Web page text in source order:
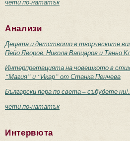
чети по-нататък
Анализи
Децата и детството в творческите
Пейо Яворов, Никола Вапцаров и Таньо
Интерпретацията на човешкото в
“Магия” и “Икар” от Станка Пенчева
Български пера по света – събудете ни!..
чети по-нататък
Интервюта